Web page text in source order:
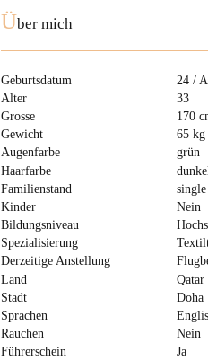
Über mich
Geburtsdatum
24 /
Alter
33
Grosse
170
Gewicht
65 kg
Augenfarbe
grün
Haarfarbe
Familienstand
single
Kinder
Nein
Bildungsniveau
Spezialisierung
Derzeitige Anstellung
Land
Qatar
Stadt
Doha
Sprachen
Rauchen
Nein
Führerschein
Ja